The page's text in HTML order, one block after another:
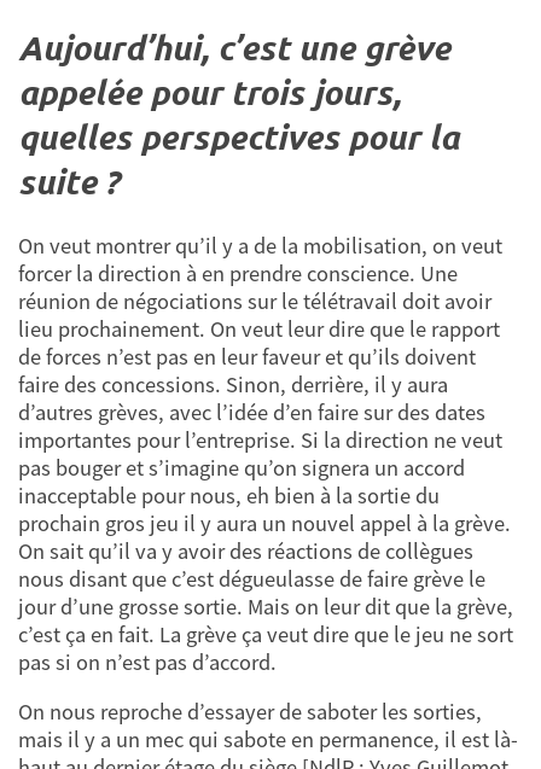
Aujourd’hui, c’est une grève
appelée pour trois jours,
quelles perspectives pour la
suite ?
On veut montrer qu’il y a de la mobilisation, on veut
forcer la direction à en prendre conscience. Une
réunion de négociations sur le télétravail doit avoir
lieu prochainement. On veut leur dire que le rapport
de forces n’est pas en leur faveur et qu’ils doivent
faire des concessions. Sinon, derrière, il y aura
d’autres grèves, avec l’idée d’en faire sur des dates
importantes pour l’entreprise. Si la direction ne veut
pas bouger et s’imagine qu’on signera un accord
inacceptable pour nous, eh bien à la sortie du
prochain gros jeu il y aura un nouvel appel à la grève.
On sait qu’il va y avoir des réactions de collègues
nous disant que c’est dégueulasse de faire grève le
jour d’une grosse sortie. Mais on leur dit que la grève,
c’est ça en fait. La grève ça veut dire que le jeu ne sort
pas si on n’est pas d’accord.
On nous reproche d’essayer de saboter les sorties,
mais il y a un mec qui sabote en permanence, il est là-